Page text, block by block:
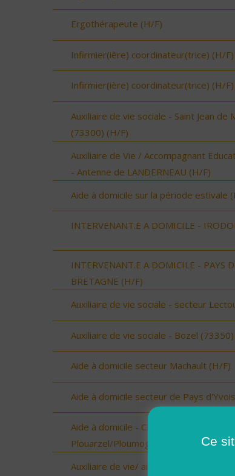
Ergothérapeute (H/F)
Infirmier(ière) coordinateur(trice) (H/F)
Infirmier(ière) coordinateur(trice) (H/F)
Auxiliaire de vie sociale - Saint Jean de
(73300) (H/F)
Auxiliaire de Vie / Accompagnant
- Antenne de LANDERNEAU (H/F)
Aide à domicile sur la période estivale
INTERVENANT.E A DOMICILE -
INTERVENANT.E A DOMICILE - PAYS
BRETAGNE (H/F)
Auxiliaire de vie sociale - secteur
Auxiliaire de vie sociale - Bozel
Aide à domicile secteur Machault (H/F)
Aide à domicile secteur de Pays
Aide à domicile - CDD ou CDI -
Plouarzel/Ploumoguer (H/F)
Auxiliaire de vie/ aide à domicile -
Ce